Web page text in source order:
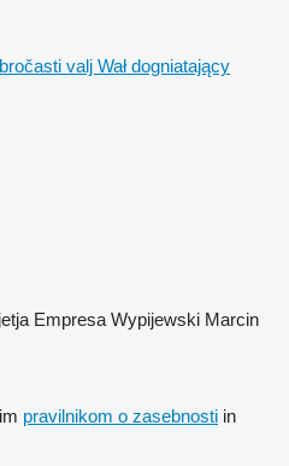
valj Wał dogniatający
Empresa Wypijewski Marcin
pravilnikom o zasebnosti in